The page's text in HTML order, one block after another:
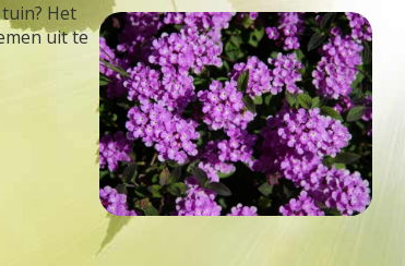
Het
uit te